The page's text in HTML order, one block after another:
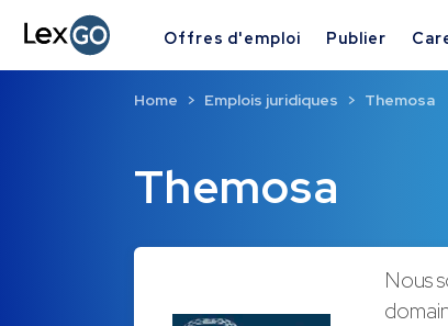
Offres d'emploi Publier
Themosa
Home Emplois juridiques Themosa
Nous